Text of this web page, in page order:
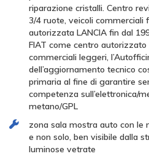
riparazione cristalli. Centro
3/4 ruote, veicoli commerciali
autorizzata LANCIA fin dal
FIAT come centro autorizzato
commerciali leggeri,
dell’aggiornamento tecnico
primaria al fine di garantire
competenza sull’elettronica/
metano/GPL
zona sala mostra auto con le
e non solo, ben visibile dalla
luminose vetrate